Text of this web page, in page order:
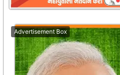
Advertisement Box